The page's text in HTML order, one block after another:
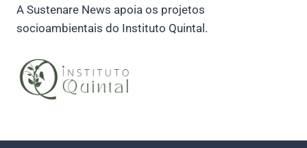
A Sustenare News apoia os projetos
socioambientais do Instituto Quintal.